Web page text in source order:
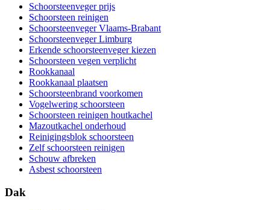
Schoorsteenveger prijs
Schoorsteen reinigen
Schoorsteenveger Vlaams-Brabant
Schoorsteenveger Limburg
Erkende schoorsteenveger kiezen
Schoorsteen vegen verplicht
Rookkanaal
Rookkanaal plaatsen
Schoorsteenbrand voorkomen
Vogelwering schoorsteen
Schoorsteen reinigen houtkachel
Mazoutkachel onderhoud
Reinigingsblok schoorsteen
Zelf schoorsteen reinigen
Schouw afbreken
Asbest schoorsteen
Dak